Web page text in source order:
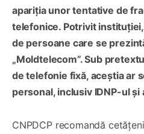
apariția unor tentative de
telefonice. Potrivit
de persoane care se
„Moldtelecom”. Sub
de telefonie fixă, aceștia ar
personal, inclusiv IDNP-ul
CNPDCP recomandă